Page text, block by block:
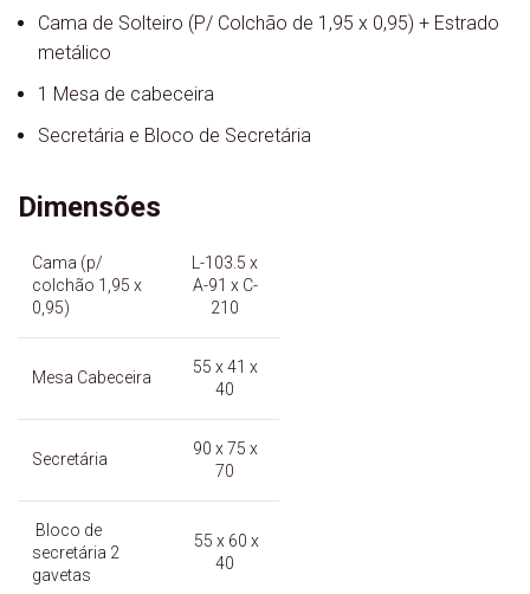
Cama de Solteiro (P/ Colchão de 1,95 x 0,95) + Estrado
metálico
1 Mesa de cabeceira
Secretária e Bloco de Secretária
Dimensões
Cama (p/
colchão 1,95 x
0,95)
L-103.5 x
A-91 x C-
210
Mesa Cabeceira
55 x 41 x
40
Secretária
90 x 75 x
70
Bloco de
secretária 2
gavetas
55 x 60 x
40